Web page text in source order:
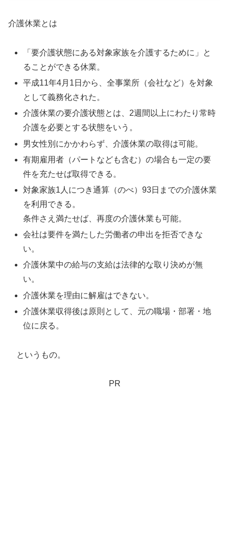
介護休業とは
「要介護状態にある対象家族を介護するために」と
ることができる休業。
平成11年4月1日から、全事業所（会社など）を対象
として義務化された。
介護休業の要介護状態とは、2週間以上にわたり常時
介護を必要とする状態をいう。
男女性別にかかわらず、介護休業の取得は可能。
有期雇用者（パートなども含む）の場合も一定の要
件を充たせば取得できる。
対象家族1人につき通算（のべ）93日までの介護休業
を利用できる。
条件さえ満たせば、再度の介護休業も可能。
会社は要件を満たした労働者の申出を拒否できな
い。
介護休業中の給与の支給は法律的な取り決めが無
い。
介護休業を理由に解雇はできない。
介護休業収得後は原則として、元の職場・部署・地
位に戻る。
というもの。
PR